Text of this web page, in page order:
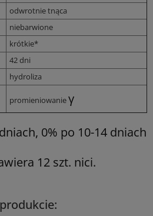
odwrotnie tnąca
niebarwione
krótkie*
42 dni
hydroliza
promieniowanieγ
0% po 10-14 dniach
12 szt. nici.